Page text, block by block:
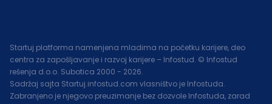
Startuj platforma namenjena mladima na početku karijere, deo
centra za zapošljavanje i razvoj karijere – Infostud. © Infostud
rešenja d.o.o. Subotica 2000 - 2026.
Sadržaj sajta Startuj.infostud.com vlasništvo je Infostuda.
Zabranjeno je njegovo preuzimanje bez dozvole Infostuda, zarad